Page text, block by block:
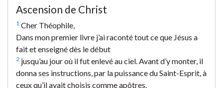
Ascension de Christ
1 Cher Théophile,
Dans mon premier livre j’ai raconté tout ce que Jésus a
fait et enseigné dès le début
2 jusqu’au jour où il fut enlevé au ciel. Avant d’y monter, il
donna ses instructions, par la puissance du Saint-Esprit, à
ceux qu’il avait choisis comme apôtres.